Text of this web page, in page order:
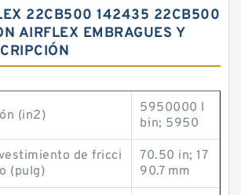
22CB500 142435 22CB500
AIRFLEX EMBRAGUES Y
(in2)
5950000 l
b·in; 5950
de fricci
(pulg)
70.50 in; 17
90.7 mm